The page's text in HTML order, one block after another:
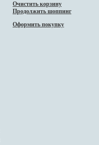
Очистить корзину
Продолжить шоппинг
Оформить покупку